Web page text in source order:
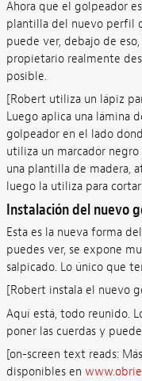
Ahora que el golpeador
plantilla del nuevo perfil
puede ver, debajo de
propietario realmente
posible.
[Robert utiliza un lápiz
Luego aplica una lámina
golpeador en el lado
utiliza un marcador
una plantilla de madera,
luego la utiliza para
Instalación del nuevo
Esta es la nueva forma
puedes ver, se expone
salpicado. Lo único que
[Robert instala el nuevo
Aquí está, todo reunido.
poner las cuerdas y
[on-screen text reads:
disponibles en